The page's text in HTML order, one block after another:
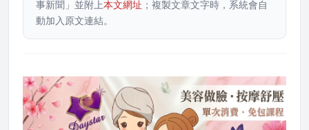
事新聞」並附上本文網址 ；複製文章文字時，系統會自
動加入原文連結。